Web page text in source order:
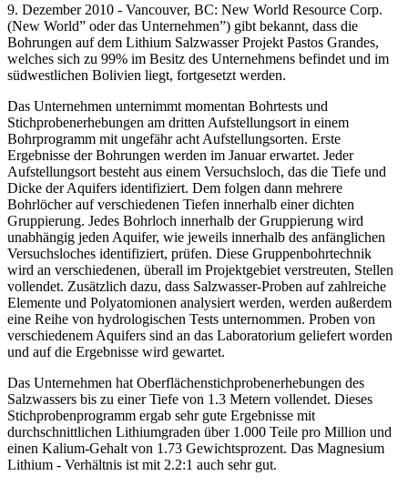
9. Dezember 2010 - Vancouver, BC: New World Resource Corp.
(New World” oder das Unternehmen”) gibt bekannt, dass die
Bohrungen auf dem Lithium Salzwasser Projekt Pastos Grandes,
welches sich zu 99% im Besitz des Unternehmens befindet und im
südwestlichen Bolivien liegt, fortgesetzt werden.
Das Unternehmen unternimmt momentan Bohrtests und
Stichprobenerhebungen am dritten Aufstellungsort in einem
Bohrprogramm mit ungefähr acht Aufstellungsorten. Erste
Ergebnisse der Bohrungen werden im Januar erwartet. Jeder
Aufstellungsort besteht aus einem Versuchsloch, das die Tiefe und
Dicke der Aquifers identifiziert. Dem folgen dann mehrere
Bohrlöcher auf verschiedenen Tiefen innerhalb einer dichten
Gruppierung. Jedes Bohrloch innerhalb der Gruppierung wird
unabhängig jeden Aquifer, wie jeweils innerhalb des anfänglichen
Versuchsloches identifiziert, prüfen. Diese Gruppenbohrtechnik
wird an verschiedenen, überall im Projektgebiet verstreuten, Stellen
vollendet. Zusätzlich dazu, dass Salzwasser-Proben auf zahlreiche
Elemente und Polyatomionen analysiert werden, werden außerdem
eine Reihe von hydrologischen Tests unternommen. Proben von
verschiedenem Aquifers sind an das Laboratorium geliefert worden
und auf die Ergebnisse wird gewartet.
Das Unternehmen hat Oberflächenstichprobenerhebungen des
Salzwassers bis zu einer Tiefe von 1.3 Metern vollendet. Dieses
Stichprobenprogramm ergab sehr gute Ergebnisse mit
durchschnittlichen Lithiumgraden über 1.000 Teile pro Million und
einen Kalium-Gehalt von 1.73 Gewichtsprozent. Das Magnesium
Lithium - Verhältnis ist mit 2.2:1 auch sehr gut.